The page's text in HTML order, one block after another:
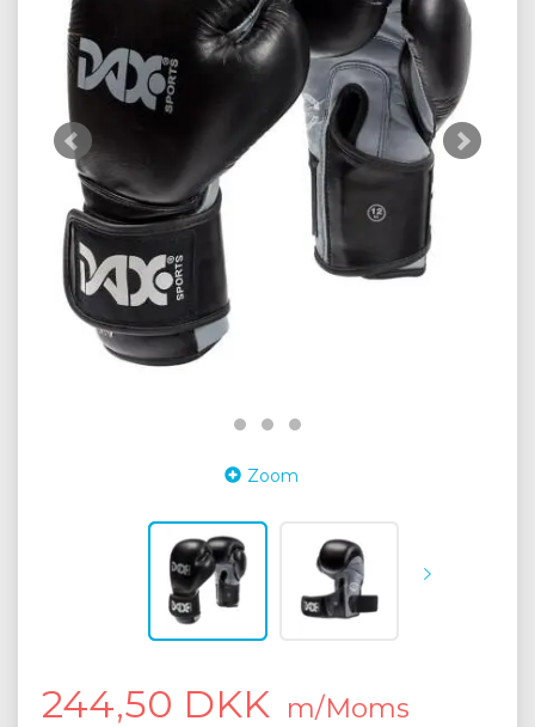
Zoom
244,50 DKK m/Moms